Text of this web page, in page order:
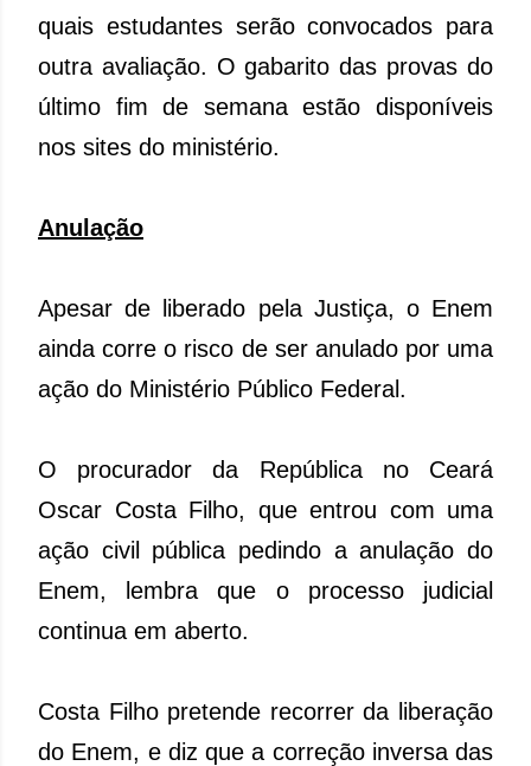
quais estudantes serão convocados para
outra avaliação. O gabarito das provas do
último fim de semana estão disponíveis
nos sites do ministério.
Anulação
Apesar de liberado pela Justiça, o Enem
ainda corre o risco de ser anulado por uma
ação do Ministério Público Federal.
O procurador da República no Ceará
Oscar Costa Filho, que entrou com uma
ação civil pública pedindo a anulação do
Enem, lembra que o processo judicial
continua em aberto.
Costa Filho pretende recorrer da liberação
do Enem, e diz que a correção inversa das